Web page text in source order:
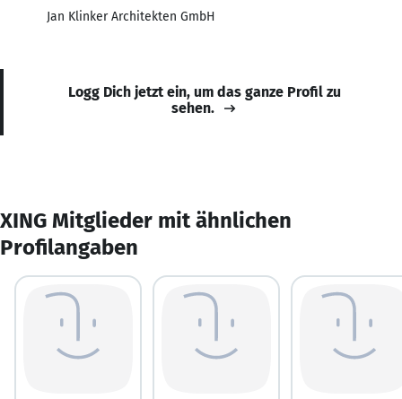
Jan Klinker Architekten GmbH
Logg Dich jetzt ein, um das ganze Profil zu
sehen.
XING Mitglieder mit ähnlichen
Profilangaben